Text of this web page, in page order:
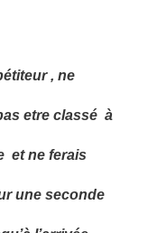
, ne
etre classé à
et ne ferais
une seconde